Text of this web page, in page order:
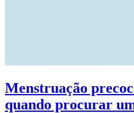
Menstruação
quando procurar